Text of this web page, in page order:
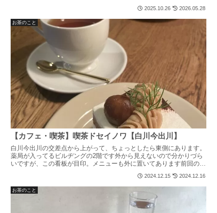
2025.10.26 2026.05.28
お茶のこと
【カフェ・喫茶】喫茶ドセイノワ【白川今出川】
白川今出川の交差点から上がって、ちょっとしたら東側にあります。
薬局が入ってるビルヂングの2階です外から見えないので分かりづら
いですが、この看板が目印。メニューも外に置いてあります前回のな
2024.12.15 2024.12.16
お茶のこと